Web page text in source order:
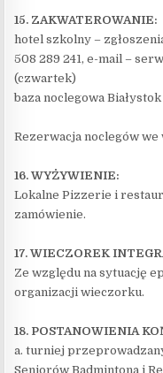
15. ZAKWATEROWANIE:
hotel szkolny –
508 289 241, e-mail –
(czwartek)
baza noclegowa Białystok
Rezerwacja noclegów we
16. WYŻYWIENIE:
Lokalne Pizzerie i
zamówienie.
17. WIECZOREK
Ze względu na sytuację
organizacji wieczorku.
18. POSTANOWIENIA
a. turniej
Seniorów Badmintona i